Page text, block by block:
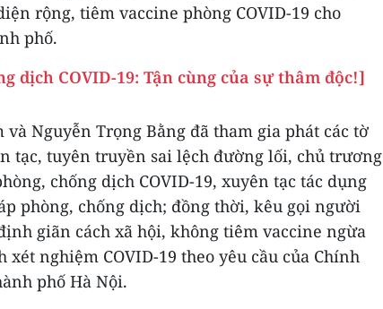
rộng, tiêm vaccine phòng COVID-19 cho
phố.
dịch COVID-19: Tận cùng của sự thâm độc!]
Nguyễn Trọng Bằng đã tham gia phát các tờ
tạc, tuyên truyền sai lệch đường lối, chủ trương
chống dịch COVID-19, xuyên tạc tác dụng
phòng, chống dịch; đồng thời, kêu gọi người
giãn cách xã hội, không tiêm vaccine ngừa
xét nghiệm COVID-19 theo yêu cầu của Chính
phố Hà Nội.